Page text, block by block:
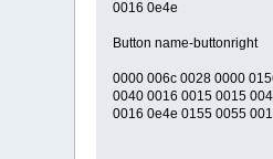
0016 0e4e
Button name-buttonright
0000 006c 0028 0000
0040 0016 0015 0015
0016 0e4e 0155 0055